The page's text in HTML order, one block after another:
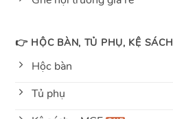
👉 HỘC BÀN, TỦ PHỤ, KỆ SÁCH
Hộc bàn
Tủ phụ